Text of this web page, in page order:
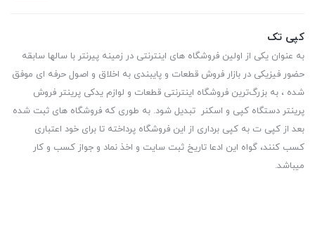
کپی تک
به عنوان یکی از اولین فروشگاه های اینترنتی در زمینه پیرنتر با سالها سابقه
حضور فیزیکی در بازار فروش قطعات و پایبندی به اخلاق و اصول حرفه ای موفق
شده ، به بزرگ‌ترین فروشگاه اینترنتی قطعات و لوازم یدکی پرینتر فروش
پرینتر دستگاه کپی و اسکنر تبدیل شود. به طوری که فروشگاه های ثبت شده
بعد از کپی ت به کپی برداری از این فروشگاه پرداخته تا برای خود اعتباری
کسب کنند، گواه این ادعا تاریخ ثبت سایت و اخذ نماد و جواز کسب و کار
میباشد.